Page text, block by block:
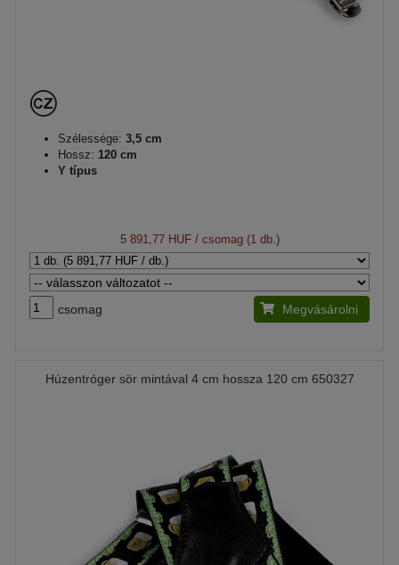
Szélessége: 3,5 cm
Hossz: 120 cm
Y típus
5 891,77 HUF/ csomag (1 db.)
csomag Megvásárolni
Húzentróger sör mintával 4 cm hossza 120 cm 650327